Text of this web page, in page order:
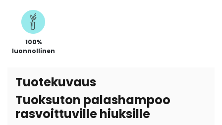
100%
luonnollinen
Tuotekuvaus
Tuoksuton palashampoo
rasvoittuville hiuksille